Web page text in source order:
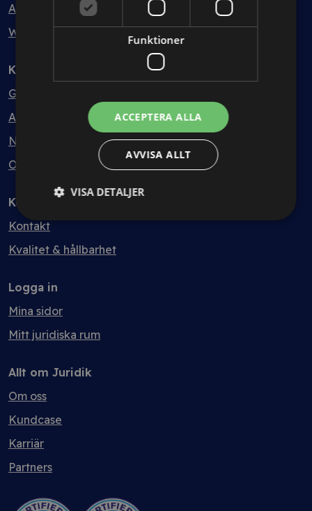
Abonnemang
Webbinarium
Kunskapsbank
Guider
Avtalsmallar
Nyheter
Ordlista
Kontakt
Kontakt
Kvalitet & hållbarhet
Logga in
Mina sidor
Mitt juridiska rum
Allt om Juridik
Om oss
Kundcase
Karriär
Partners
Funktioner
ACCEPTERA ALLA
AVVISA ALLT
VISA DETALJER